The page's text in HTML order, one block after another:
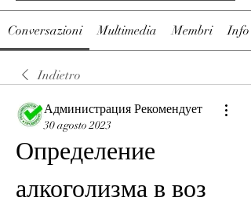
Conversazioni Multimedia Membri Info
Indietro
Администрация Рекомендует
30 agosto 2023
Определение
алкоголизма в воз